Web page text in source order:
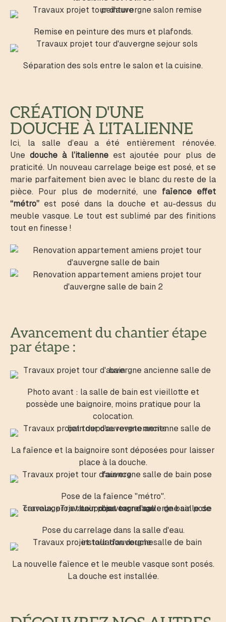
Remise en peinture des murs et plafonds.
Séparation des sols entre le salon et la cuisine.
CRÉATION D'UNE
DOUCHE À L'ITALIENNE
Ici, la salle d’eau a été entièrement rénovée.
Une douche à l’italienneest ajoutée pour plus de
praticité. Un nouveau carrelage beige est posé, et se
marie parfaitement bien avec le blanc du reste de la
pièce. Pour plus de modernité, une faïence effet
“métro” est posé dans la douche et au-dessus du
meuble vasque. Le tout est sublimé par des finitions
tout en finesse !
Avancement du chantier étape
par étape :
Photo avant : la salle de bain est vieillotte et
possède une baignoire, moins pratique pour la
colocation.
La faïence et la baignoire sont déposées pour laisser
place à la douche.
Pose de la faïence "métro".
Pose du carrelage dans la salle d'eau.
La nouvelle faïence et le meuble vasque sont posés.
La douche est installée.